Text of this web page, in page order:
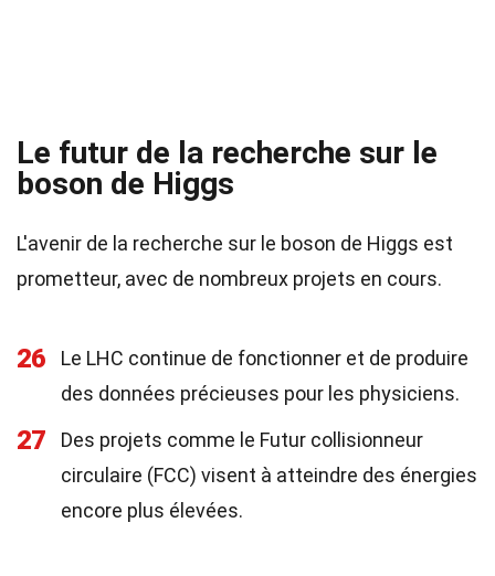
Le futur de la recherche sur le
boson de Higgs
L'avenir de la recherche sur le boson de Higgs est
prometteur, avec de nombreux projets en cours.
26
Le LHC continue de fonctionner et de produire
des données précieuses pour les physiciens.
27
Des projets comme le Futur collisionneur
circulaire (FCC) visent à atteindre des énergies
encore plus élevées.